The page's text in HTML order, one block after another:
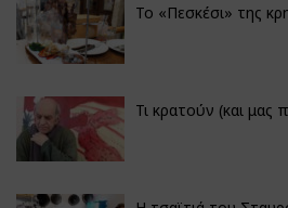
Το «Πεσκέσι» της
Τι κρατούν (και μας